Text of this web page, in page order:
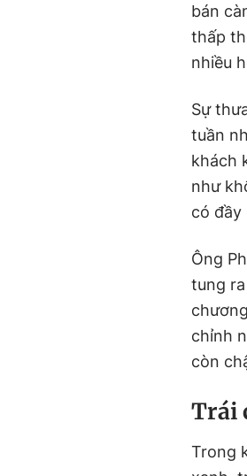
bán
thấp
nhiều
Sự
tuần
khách
như
có đầy
Ông
tung
chỉnh
còn
Trái
Trong